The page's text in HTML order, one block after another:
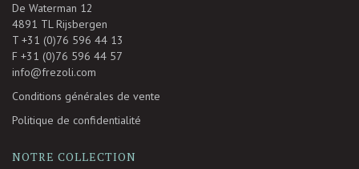
De Waterman 12
4891 TL Rijsbergen
T +31 (0)76 596 44 13
F +31 (0)76 596 44 57
info@frezoli.com
Conditions générales de vente
Politique de confidentialité
NOTRE COLLECTION